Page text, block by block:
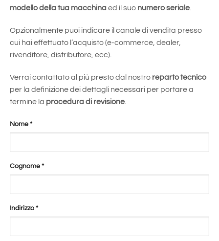
modello della tua macchinaed il suo numero seriale
Opzionalmente puoi indicare il canale di vendita presso
cui hai effettuato l’acquisto (e-commerce, dealer,
rivenditore, distributore, ecc).
Verrai contattato al più presto dal nostro reparto tecnico
per la definizione dei dettagli necessari per portare a
termine la procedura di revisione
Nome *
Cognome *
Indirizzo *